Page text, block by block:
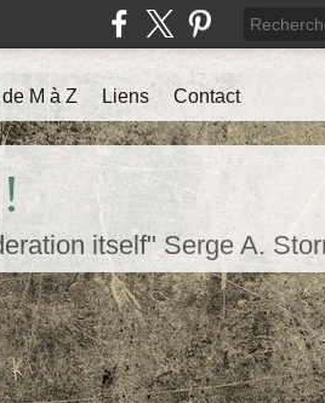
itself" Serge A.
M à Z Liens Contact